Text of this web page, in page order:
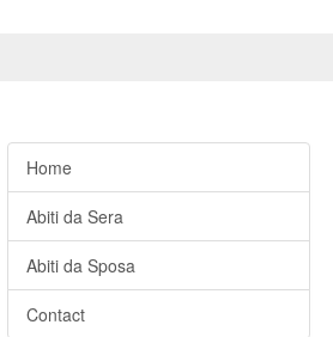
Home
Abiti da Sera
Abiti da Sposa
Contact